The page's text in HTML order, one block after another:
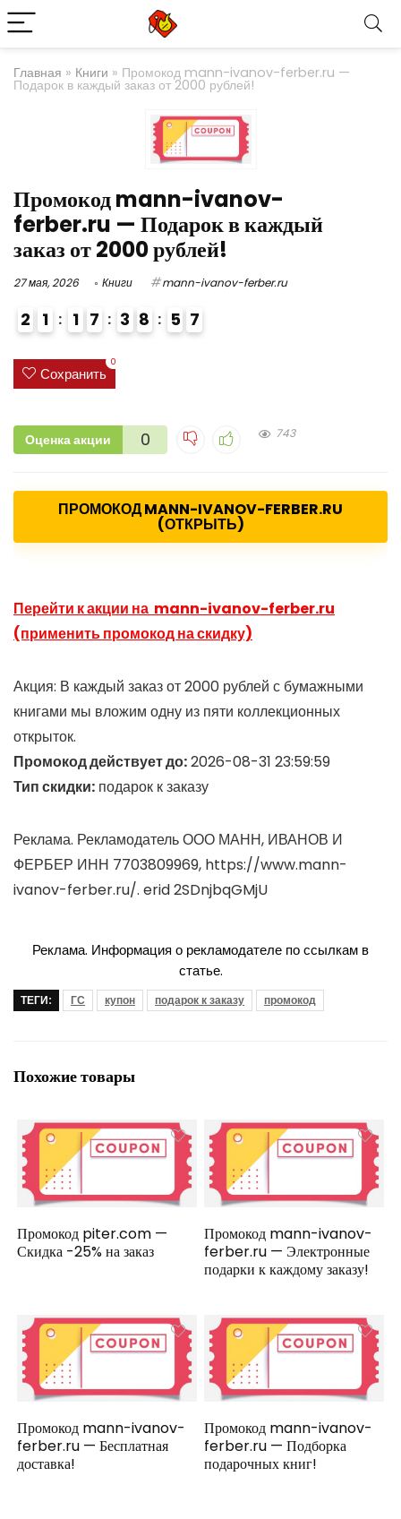
Главная » Книги » Промокод mann-ivanov-ferber.ru —
Подарок в каждый заказ от 2000 рублей!
Промокод mann-ivanov-
ferber.ru — Подарок в каждый
заказ от 2000 рублей!
27 мая, 2026 Книги mann-ivanov-ferber.ru
2 1 1 7 3 8 5 6
7
Сохранить
0
Оценка акции 0 743
ПРОМОКОД MANN-IVANOV-FERBER.RU
(ОТКРЫТЬ)
Перейти к акции на mann-ivanov-ferber.ru
(применить промокод на скидку)
Акция: В каждый заказ от 2000 рублей с бумажными
книгами мы вложим одну из пяти коллекционных
открыток.
Промокод действует до:2026-08-31 23:59:59
Тип скидки: подарок к заказу
Реклама. Рекламодатель ООО МАНН, ИВАНОВ И
ФЕРБЕР ИНН 7703809969, https://www.mann-
ivanov-ferber.ru/. erid 2SDnjbqGMjU
Реклама. Информация о рекламодателе по ссылкам в
статье.
ТЕГИ: ГС купон подарок к заказу промокод
Похожие товары
Промокод piter.com —
Скидка -25% на заказ
Промокод mann-ivanov-
ferber.ru — Электронные
подарки к каждому заказу!
Промокод mann-ivanov-
ferber.ru — Бесплатная
доставка!
Промокод mann-ivanov-
ferber.ru — Подборка
подарочных книг!